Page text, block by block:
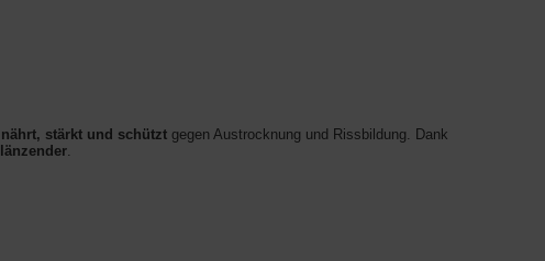
nährt, stärkt und schützt gegen Austrocknung und Rissbildung. Dank
.